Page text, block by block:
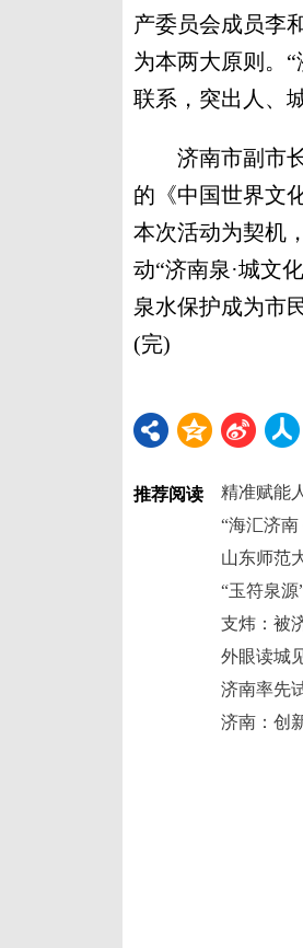
产委员会成员李
为本两大原则。
联系，突出人、
济南市副市长
的《中国世界文
本次活动为契机
动“济南泉·城文
泉水保护成为市
(完)
推荐阅读
“海汇济
“玉符泉
支炜：被
外眼读城
济南：创